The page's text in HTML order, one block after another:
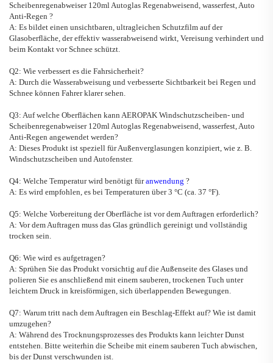
Scheibenregenabweiser 120ml Autoglas Regenabweisend, wasserfest, Auto
Anti-Regen ?
A: Es bildet einen unsichtbaren, ultragleichen Schutzfilm auf der
Glasoberfläche, der effektiv wasserabweisend wirkt, Vereisung verhindert und
beim Kontakt vor Schnee schützt.
Q2: Wie verbessert es die Fahrsicherheit?
A: Durch die Wasserabweisung und verbesserte Sichtbarkeit bei Regen und
Schnee können Fahrer klarer sehen.
Q3: Auf welche Oberflächen kann AEROPAK Windschutzscheiben- und
Scheibenregenabweiser 120ml Autoglas Regenabweisend, wasserfest, Auto
Anti-Regen angewendet werden?
A: Dieses Produkt ist speziell für Außenverglasungen konzipiert, wie z. B.
Windschutzscheiben und Autofenster.
Q4: Welche Temperatur wird benötigt füranwendung ?
A: Es wird empfohlen, es bei Temperaturen über 3 °C (ca. 37 °F).
Q5: Welche Vorbereitung der Oberfläche ist vor dem Auftragen erforderlich?
A: Vor dem Auftragen muss das Glas gründlich gereinigt und vollständig
trocken sein.
Q6: Wie wird es aufgetragen?
A: Sprühen Sie das Produkt vorsichtig auf die Außenseite des Glases und
polieren Sie es anschließend mit einem sauberen, trockenen Tuch unter
leichtem Druck in kreisförmigen, sich überlappenden Bewegungen.
Q7: Warum tritt nach dem Auftragen ein Beschlag-Effekt auf? Wie ist damit
umzugehen?
A: Während des Trocknungsprozesses des Produkts kann leichter Dunst
entstehen. Bitte weiterhin die Scheibe mit einem sauberen Tuch abwischen,
bis der Dunst verschwunden ist.